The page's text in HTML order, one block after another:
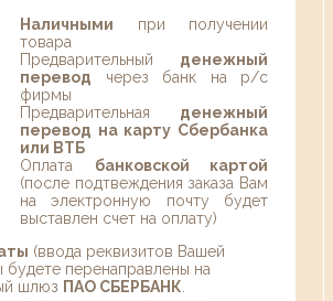
Наличными при получении
товара
Предварительный денежный
перевод через банк на р/с
фирмы
Предварительная денежный
перевод на карту Сбербанка
или ВТБ
Оплата банковской картой
(после подтвеждения заказа Вам
на электронную почту будет
выставлен счет на оплату)
(ввода реквизитов Вашей
будете перенаправлены на
шлюз ПАО СБЕРБАНК